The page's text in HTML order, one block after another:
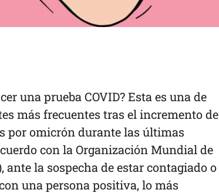
una prueba COVID? Esta es una de
más frecuentes tras el incremento de
por omicrón durante las últimas
con la Organización Mundial de
ante la sospecha de estar contagiado o
una persona positiva, lo más